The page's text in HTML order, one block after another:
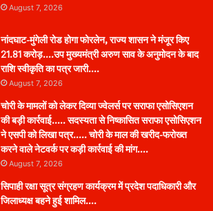
August 7, 2026
नांदघाट-मुंगेली रोड होगा फोरलेन, राज्य शासन ने मंजूर किए
21.81 करोड़….उप मुख्यमंत्री अरुण साव के अनुमोदन के बाद
राशि स्वीकृति का पत्र जारी….
August 7, 2026
चोरी के मामलों को लेकर दिव्या ज्वेलर्स पर सराफा एसोसिएशन
की बड़ी कार्रवाई….. सदस्यता से निष्कासित सराफा एसोसिएशन
ने एसपी को लिखा पत्र….. चोरी के माल की खरीद-फरोख्त
करने वाले नेटवर्क पर कड़ी कार्रवाई की मांग….
August 7, 2026
सिपाही रक्षा सूत्र संग्रहण कार्यक्रम में प्रदेश पदाधिकारी और
जिलाध्यक्ष बहने हुई शामिल….